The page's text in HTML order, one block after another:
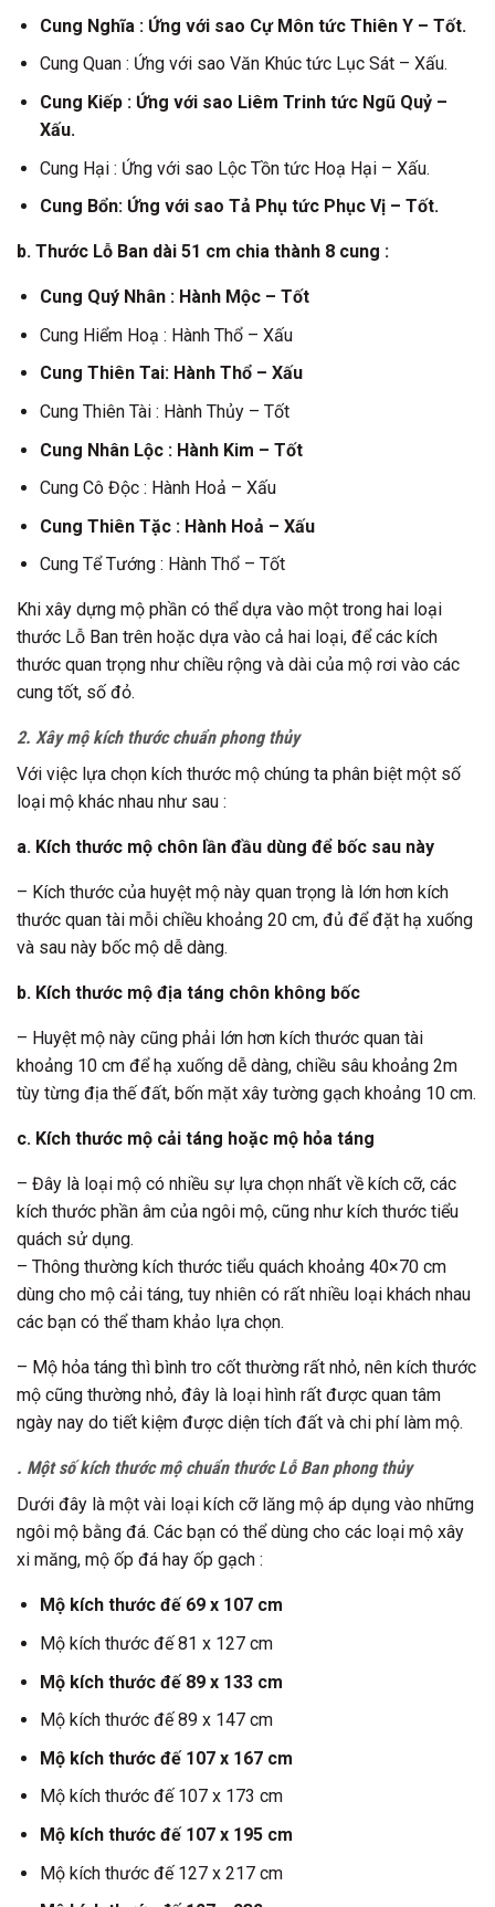
Cung Nghĩa : Ứng với sao Cự Môn tức Thiên Y – Tốt.
Cung Quan : Ứng với sao Văn Khúc tức Lục Sát – Xấu.
Cung Kiếp : Ứng với sao Liêm Trinh tức Ngũ Quỷ –
Xấu.
Cung Hại : Ứng với sao Lộc Tồn tức Hoạ Hại – Xấu.
Cung Bổn: Ứng với sao Tả Phụ tức Phục Vị – Tốt.
b. Thước Lỗ Ban dài 51 cm chia thành 8 cung :
Cung Quý Nhân : Hành Mộc – Tốt
Cung Hiểm Hoạ : Hành Thổ – Xấu
Cung Thiên Tai: Hành Thổ – Xấu
Cung Thiên Tài : Hành Thủy – Tốt
Cung Nhân Lộc : Hành Kim – Tốt
Cung Cô Độc : Hành Hoả – Xấu
Cung Thiên Tặc : Hành Hoả – Xấu
Cung Tể Tướng : Hành Thổ – Tốt
Khi xây dựng mộ phần có thể dựa vào một trong hai loại
thước Lỗ Ban trên hoặc dựa vào cả hai loại, để các kích
thước quan trọng như chiều rộng và dài của mộ rơi vào các
cung tốt, số đỏ.
2. Xây mộ kích thước chuẩn phong thủy
Với việc lựa chọn kích thước mộ chúng ta phân biệt một số
loại mộ khác nhau như sau :
a. Kích thước mộ chôn lần đầu dùng để bốc sau này
– Kích thước của huyệt mộ này quan trọng là lớn hơn kích
thước quan tài mỗi chiều khoảng 20 cm, đủ để đặt hạ xuống
và sau này bốc mộ dễ dàng.
b. Kích thước mộ địa táng chôn không bốc
– Huyệt mộ này cũng phải lớn hơn kích thước quan tài
khoảng 10 cm để hạ xuống dễ dàng, chiều sâu khoảng 2m
tùy từng địa thế đất, bốn mặt xây tường gạch khoảng 10 cm.
c. Kích thước mộ cải táng hoặc mộ hỏa táng
– Đây là loại mộ có nhiều sự lựa chọn nhất về kích cỡ, các
kích thước phần âm của ngôi mộ, cũng như kích thước tiểu
quách sử dụng.
– Thông thường kích thước tiểu quách khoảng 40×70 cm
dùng cho mộ cải táng, tuy nhiên có rất nhiều loại khách nhau
các bạn có thể tham khảo lựa chọn.
– Mộ hỏa táng thì bình tro cốt thường rất nhỏ, nên kích thước
mộ cũng thường nhỏ, đây là loại hình rất được quan tâm
ngày nay do tiết kiệm được diện tích đất và chi phí làm mộ.
. Một số kích thước mộ chuẩn thước Lỗ Ban phong thủy
Dưới đây là một vài loại kích cỡ lăng mộ áp dụng vào những
ngôi mộ bằng đá. Các bạn có thể dùng cho các loại mộ xây
xi măng, mộ ốp đá hay ốp gạch :
Mộ kích thước đế 69 x 107 cm
Mộ kích thước đế 81 x 127 cm
Mộ kích thước đế 89 x 133 cm
Mộ kích thước đế 89 x 147 cm
Mộ kích thước đế 107 x 167 cm
Mộ kích thước đế 107 x 173 cm
Mộ kích thước đế 107 x 195 cm
Mộ kích thước đế 127 x 217 cm